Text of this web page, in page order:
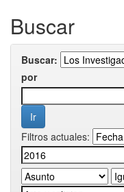
Buscar
Buscar:
por
Filtros actuales: